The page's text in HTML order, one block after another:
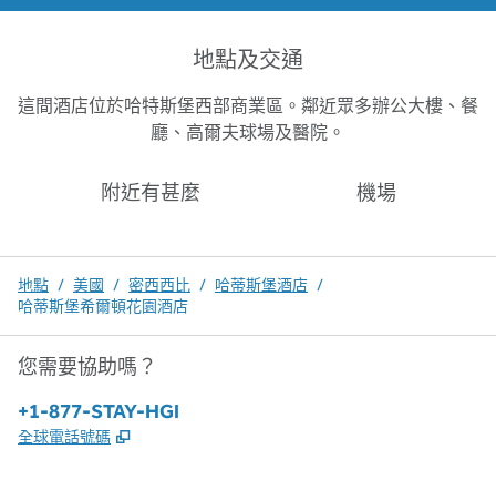
地點及交通
這間酒店位於哈特斯堡西部商業區。鄰近眾多辦公大樓、餐
廳、高爾夫球場及醫院。
附近有甚麼 機場
地點 / 美國 / 密西西比 / 哈蒂斯堡酒店 /
哈蒂斯堡希爾頓花園酒店
您需要協助嗎？
電話：
+1-877-STAY-HGI
全球電話號碼 ,